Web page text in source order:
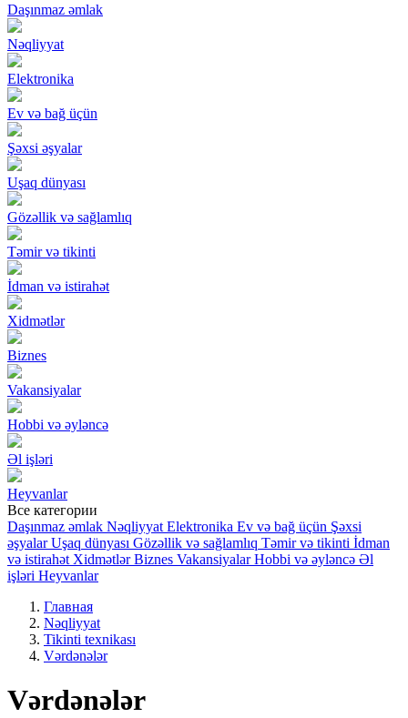
Daşınmaz əmlak
Nəqliyyat
Elektronika
Ev və bağ üçün
Şəxsi əşyalar
Uşaq dünyası
Gözəllik və sağlamlıq
Təmir və tikinti
İdman və istirahət
Xidmətlər
Biznes
Vakansiyalar
Hobbi və əyləncə
Əl işləri
Heyvanlar
Все категории
Daşınmaz əmlak Nəqliyyat Elektronika Ev və bağ üçün Şəxsi
əşyalar Uşaq dünyası Gözəllik və sağlamlıq Təmir və tikinti İdman
və istirahət Xidmətlər Biznes Vakansiyalar Hobbi və əyləncə Əl
işləri Heyvanlar
Главная
Nəqliyyat
Tikinti texnikası
Vərdənələr
Vərdənələr